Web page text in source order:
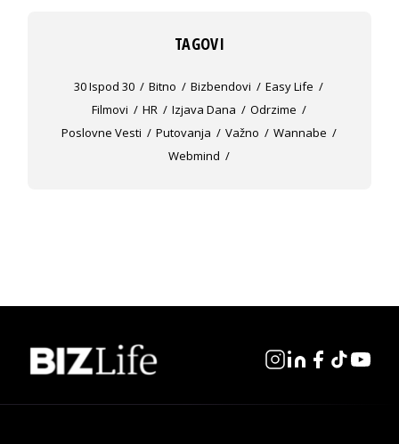
TAGOVI
30 Ispod 30 Bitno Bizbendovi
Easy Life
Filmovi
HR Izjava Dana
Odrzime
Poslovne Vesti
Putovanja Važno
Wannabe
Webmind